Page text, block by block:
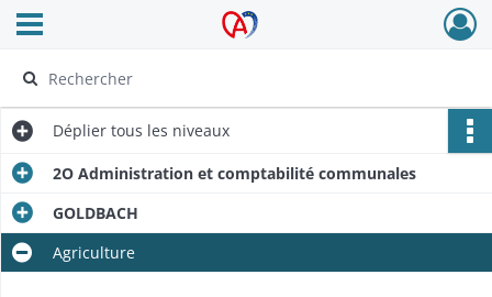
Archives Alsace - Colmar
Ouvrir le menu déroulant
Déplier tous les niveaux
2O Administration et comptabilité communales
GOLDBACH
Agriculture